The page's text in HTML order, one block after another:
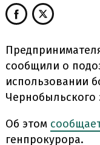
сообщили о
использовании
Чернобыльского
Об этом
генпрокурора.